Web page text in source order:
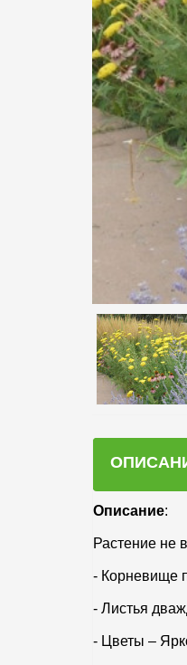
Описание:
Растение не
- Корневище
- Листья
- Цветы –